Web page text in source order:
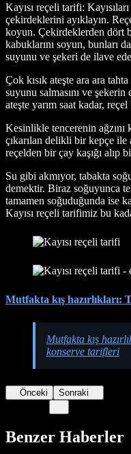
Kayısı reçeli tarifi:
çekirdeklerini ayıklayın.
koyun. Çekirdeklerden dört
kabuklarını soyun, bunları
suyunu ve şekeri de ilave
Çok kısık ateşte ara ara tahta
suyunu salmasını ve
ateşte yarım saat kadar,
Kesinlikle tencerenin ağzını
çıkarılan delikli bir kepçe
reçelden bir çay kaşığı alıp
Su gibi akmıyor, tabakta
demektir. Biraz soğuyunca
tamamen soğuduğunda ise
Kayısı reçeli tarifimiz bu
Mutfakta kış
Mutfakta kış
konserve tarifleri
Önceki Sonraki
Benzer Haberler